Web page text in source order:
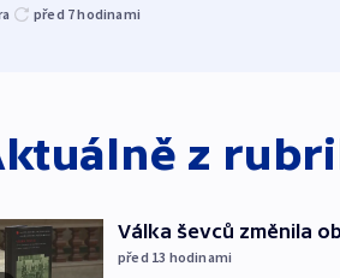
před 7hodinami
z
Válka ševců změnila
před 13 hodinami